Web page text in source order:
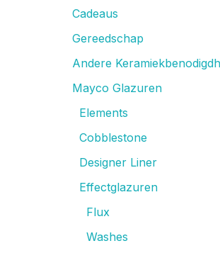
Cadeaus
Gereedschap
Andere
Mayco Glazuren
Elements
Cobblestone
Designer Liner
Effectglazuren
Flux
Washes